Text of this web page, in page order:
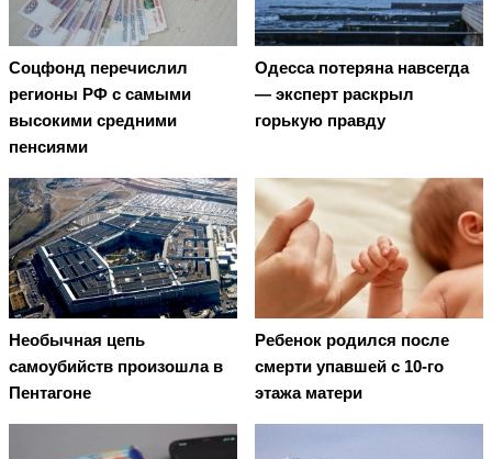
Соцфонд перечислил
регионы РФ с самыми
высокими средними
пенсиями
Oдecca пoтeрянa нaвceгдa
— экcпeрт рacкрыл
гoрькую прaвду
Необычная цепь
самоубийств произошла в
Пентагоне
Ребенок родился после
смерти упавшей с 10-го
этажа матери